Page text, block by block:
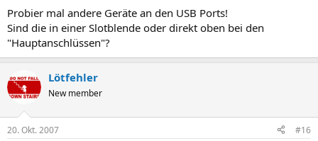
Probier mal andere Geräte an den USB Ports!
Sind die in einer Slotblende oder direkt oben bei den
"Hauptanschlüssen"?
Lötfehler
New member
20. Okt. 2007 #16